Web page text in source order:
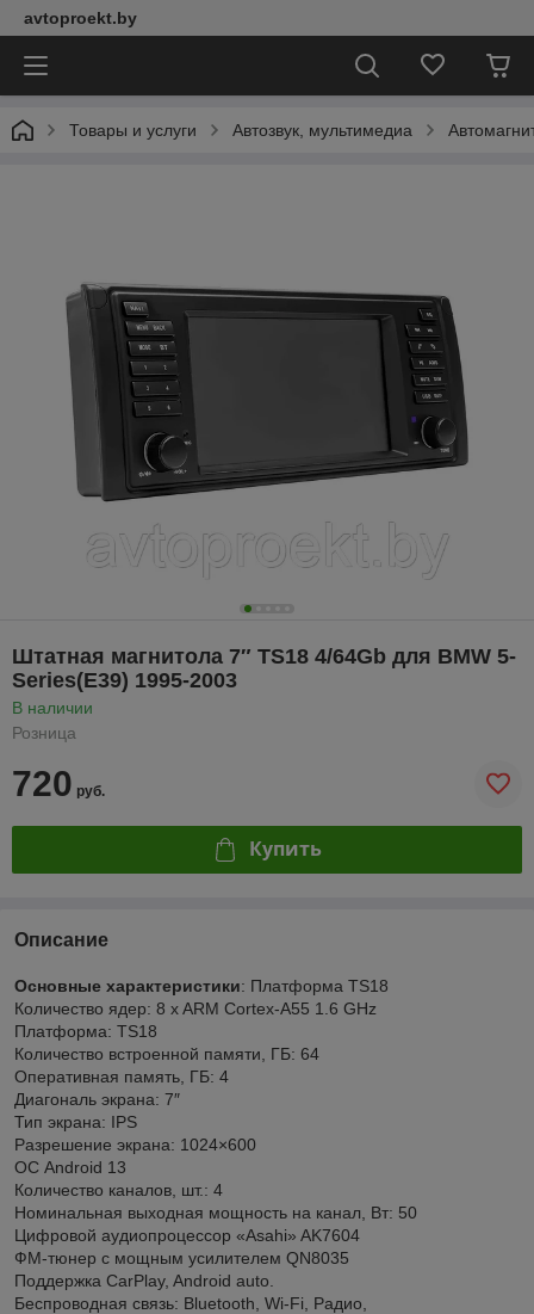
avtoproekt.by
Товары и услуги Автозвук, мультимедиа
Штатная магнитола 7″ TS18 4/64Gb для BMW 5-
Series(E39) 1995-2003
В наличии
Розница
720 руб.
Купить
Описание
Основные характеристики: Платформа TS18
Количество ядер: 8 x ARM Cortex-A55 1.6 GHz
Платформа: TS18
Количество встроенной памяти, ГБ: 64
Оперативная память, ГБ: 4
Диагональ экрана: 7″
Тип экрана: IPS
Разрешение экрана: 1024×600
ОС Android 13
Количество каналов, шт.: 4
Номинальная выходная мощность на канал, Вт: 50
Цифровой аудиопроцессор «Asahi» AK7604
ФМ-тюнер c мощным усилителем QN8035
Поддержка CarPlay, Android auto.
Беспроводная связь: Bluetooth, Wi-Fi, Радио,